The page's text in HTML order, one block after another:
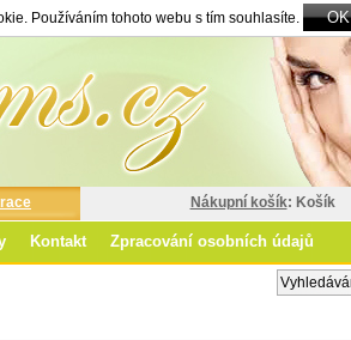
Používáním tohoto webu s tím souhlasíte. OK
Nákupní košík: Košík
Kontakt Zpracování osobních údajů